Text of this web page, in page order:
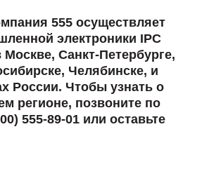
555 осуществляет
электроники IPC
Москве, Санкт-Петербурге,
Челябинске, и
России. Чтобы узнать о
регионе, позвоните по
555-89-01 или оставьте